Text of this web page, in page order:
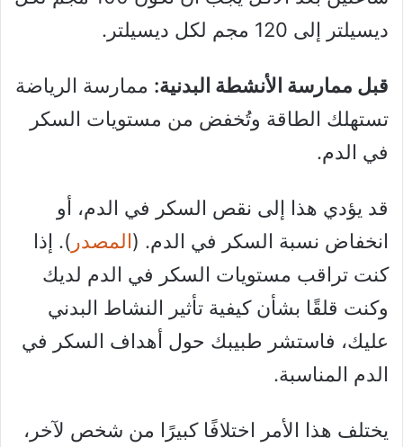
ديسيلتر إلى 120 مجم لكل ديسيلتر.
قبل ممارسة الأنشطة البدنية: ممارسة الرياضة
تستهلك الطاقة وتُخفض من مستويات السكر
في الدم.
قد يؤدي هذا إلى نقص السكر في الدم، أو
انخفاض نسبة السكر في الدم. (المصدر ). إذا
كنت تراقب مستويات السكر في الدم لديك
وكنت قلقًا بشأن كيفية تأثير النشاط البدني
عليك، فاستشر طبيبك حول أهداف السكر في
الدم المناسبة.
يختلف هذا الأمر اختلافًا كبيرًا من شخص لآخر،